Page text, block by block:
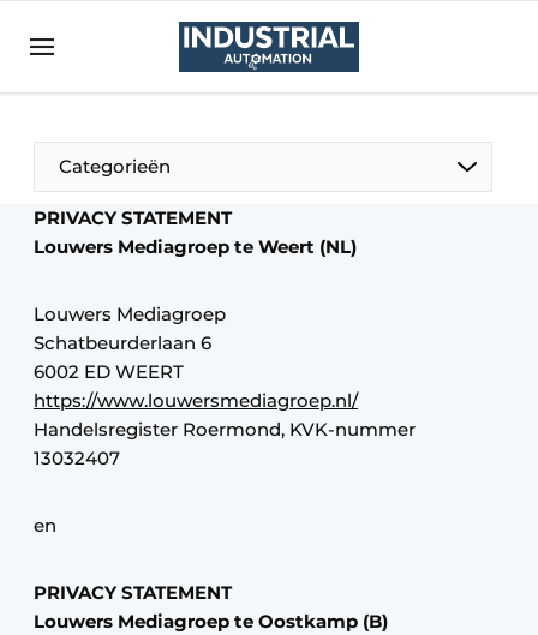
Aanmelden
Bedrijven
Bedrijven
Contact
Eigen content aanleveren
Evenement aanmelden
Home
Meest gelezen
Vacature aanmelden
Categorieën
PRIVACY STATEMENT
Louwers Mediagroep te Weert (NL)
Louwers Mediagroep
Schatbeurderlaan 6
6002 ED WEERT
https://www.louwersmediagroep.nl/
Handelsregister Roermond, KVK-nummer
13032407
en
PRIVACY STATEMENT
Louwers Mediagroep te Oostkamp (B)